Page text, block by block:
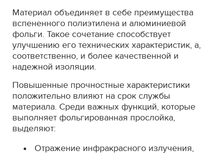
Материал объединяет в себе преимущества
вспененного полиэтилена и алюминиевой
фольги. Такое сочетание способствует
улучшению его технических характеристик, а,
соответственно, и более качественной и
надежной изоляции.
Повышенные прочностные характеристики
положительно влияют на срок службы
материала. Среди важных функций, которые
выполняет фольгированная прослойка,
выделяют:
Отражение инфракрасного излучения,